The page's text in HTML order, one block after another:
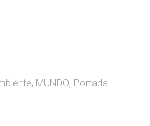
, MUNDO, Portada